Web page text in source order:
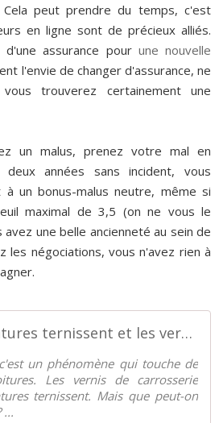
Cela peut prendre du temps, c'est
en ligne sont de précieux alliés.
assurance pour une nouvelle
l'envie de changer d'assurance, ne
trouverez certainement une
un malus, prenez votre mal en
années sans incident, vous
un bonus-malus neutre, même si
maximal de 3,5 (on ne vous le
une belle ancienneté au sein de
les négociations, vous n'avez rien à
Pourquoi les peintures ternissent et les vernis s'écaillent ? - Palais-de-la-Voiture.com
un phénomène qui touche de
Les vernis de carrosserie
ternissent. Mais que peut-on
...